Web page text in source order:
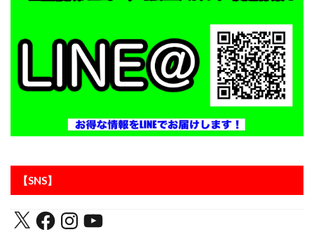
【SNS】
検索